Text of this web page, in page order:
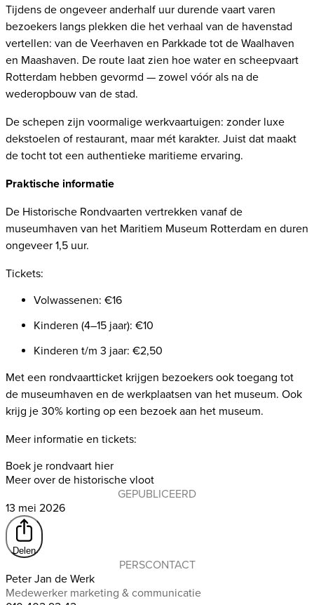
Tijdens de ongeveer anderhalf uur durende vaart varen
bezoekers langs plekken die het verhaal van de havenstad
vertellen: van de Veerhaven en Parkkade tot de Waalhaven
en Maashaven. De route laat zien hoe water en scheepvaart
Rotterdam hebben gevormd — zowel vóór als na de
wederopbouw van de stad.
De schepen zijn voormalige werkvaartuigen: zonder luxe
dekstoelen of restaurant, maar mét karakter. Juist dat maakt
de tocht tot een authentieke maritieme ervaring.
Praktische informatie
De Historische Rondvaarten vertrekken vanaf de
museumhaven van het Maritiem Museum Rotterdam en duren
ongeveer 1,5 uur.
Tickets:
Volwassenen: €16
Kinderen (4–15 jaar): €10
Kinderen t/m 3 jaar: €2,50
Met een rondvaartticket krijgen bezoekers ook toegang tot
de museumhaven en de werkplaatsen van het museum. Ook
krijg je 30% korting op een bezoek aan het museum.
Meer informatie en tickets:
Boek je rondvaart hier
Meer over de historische vloot
GEPUBLICEERD
13 mei 2026
Delen
PERSCONTACT
Peter Jan de Werk
Medewerker marketing & communicatie